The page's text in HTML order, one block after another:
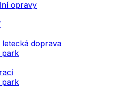
opravy
doprava
park
park